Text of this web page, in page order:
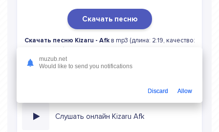
Скачать песню
Скачать песню Kizaru - Afkв mp3 (длина: 2:19, качество:
320 кбитс) бесплатно или слушать музыку в режиме
Слушать онлайн Kizaru Afk
muzub.net
Would like to send you notifications
Discard Allow